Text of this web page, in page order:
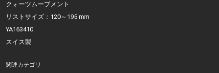
クォーツムーブメント
リストサイズ：120～195 mm
YA163410
スイス製
関連カテゴリ